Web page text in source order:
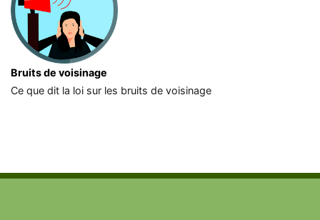
Bruits de voisinage
Ce que dit la loi sur les bruits de voisinage